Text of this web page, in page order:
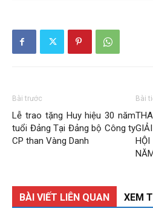
Bài trước
Lễ trao tặng Huy hiệu 30 năm
tuổi Đảng Tại Đảng bộ Công ty
CP than Vàng Danh
Bài
BÀI VIẾT LIÊN QUAN XEM